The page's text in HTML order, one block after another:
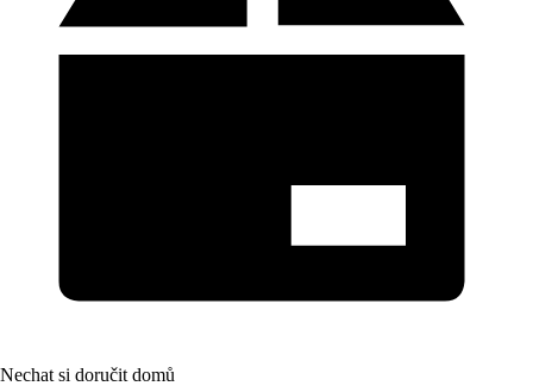
Nechat si doručit domů